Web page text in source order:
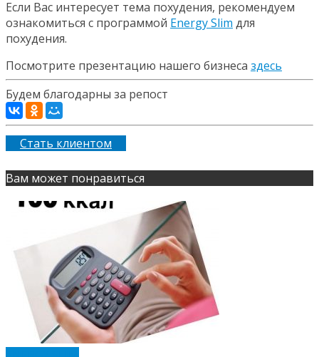
Если Вас интересует тема похудения, рекомендуем
ознакомиться с программой Energy Slim для
похудения.
Посмотрите презентацию нашего бизнеса здесь
Будем благодарны за репост
Стать клиентом
Вам может понравиться